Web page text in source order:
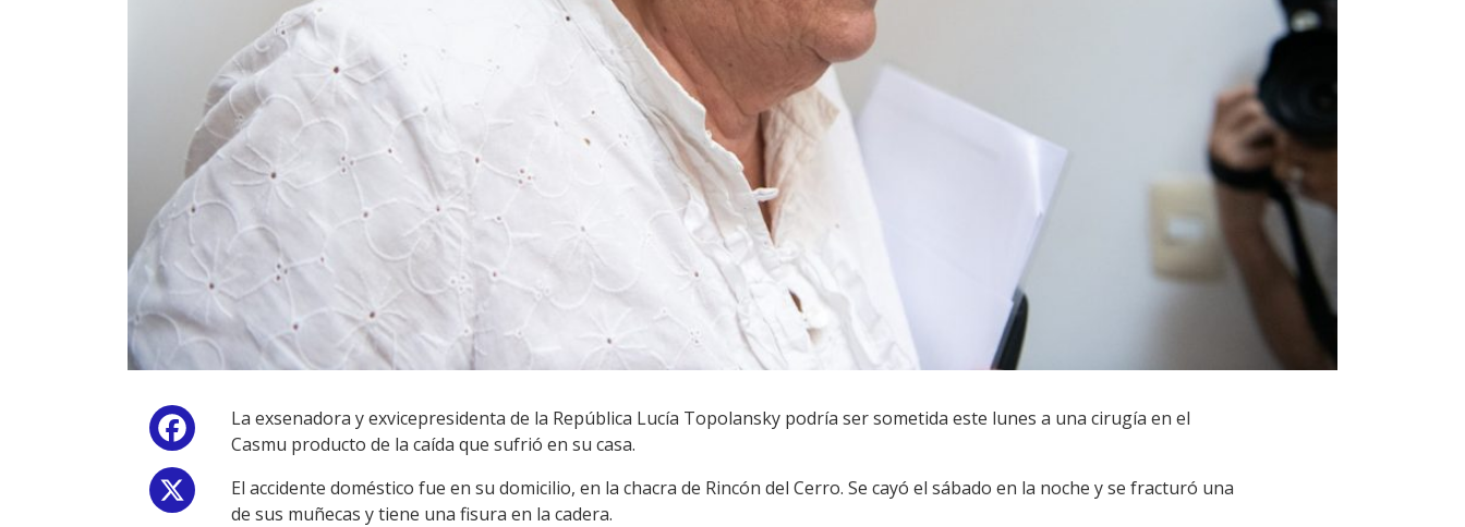
Facebook
La exsenadora y exvicepresidenta de la República Lucía Topolansky podría ser sometida este lunes a una cirugía en el
Casmu producto de la caída que sufrió en su casa.
El accidente doméstico fue en su domicilio, en la chacra de Rincón del Cerro. Se cayó el sábado en la noche y se fracturó una
de sus muñecas y tiene una fisura en la cadera.